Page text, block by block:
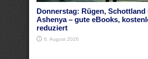
Donnerstag: Rügen, Schottland
Ashenya – gute eBooks,
reduziert
6. August 2026